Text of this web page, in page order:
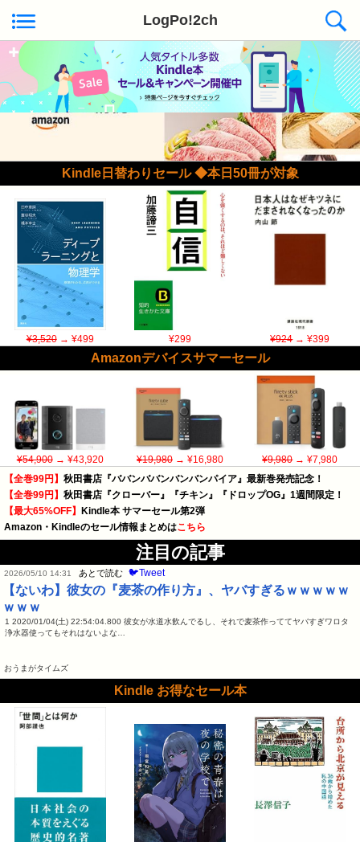
LogPo!2ch
Kindle日替わりセール ◆本日50冊が対象
¥3,520→ ¥499 ¥299 ¥924→ ¥399
Amazonデバイスサマーセール
¥54,900→ ¥43,920 ¥19,980→ ¥16,980 ¥9,980→ ¥7,980
【全巻99円】 秋田書店『ババンババンバンバンパイア』最新巻発売記念！
【全巻99円】 秋田書店『クローバー』『チキン』『ドロップOG』1週間限定！
【最大65%OFF】 Kindle本 サマーセール第2弾
Amazon・Kindleのセール情報まとめはこちら
注目の記事
2026/05/10 14:31 あとで読む 🐦Tweet
【ないわ】彼女の『麦茶の作り方』、ヤバすぎるｗｗｗｗｗ
ｗｗｗ
1 2020/01/04(土) 22:54:04.800 彼女が水道水飲んでるし、それで麦茶作っててヤバすぎワロタ
浄水器使ってもそれはないよな…
おうまがタイムズ
Kindle お得なセール本